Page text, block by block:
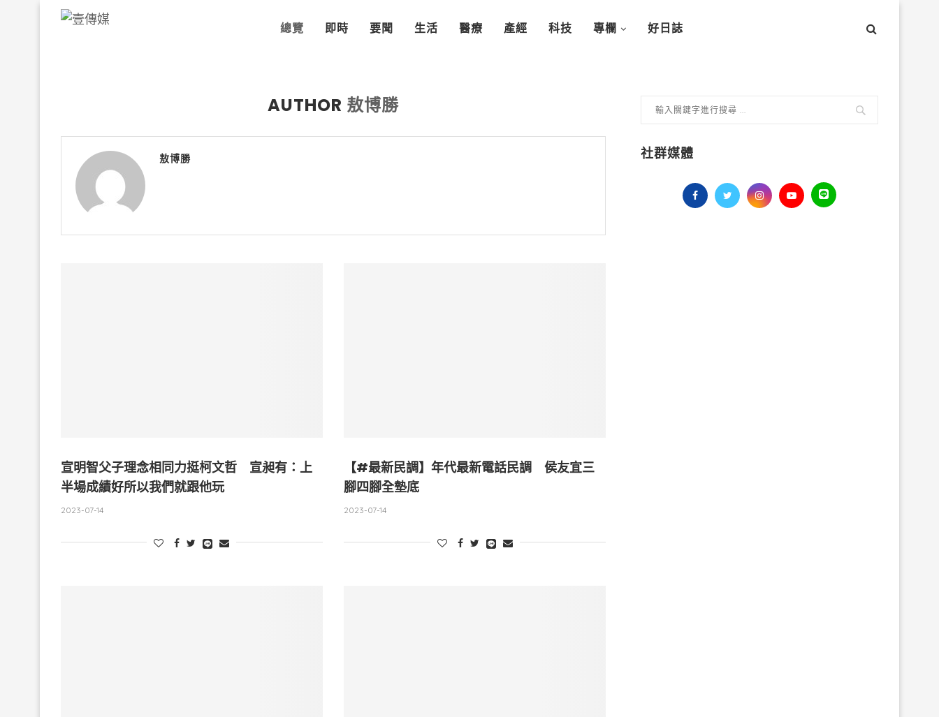
總覽 即時 要聞 生活 醫療 產經 科技 專欄 好日誌
AUTHOR 敖博勝
敖博勝
宣明智父子理念相同力挺柯文哲 宣昶有：上
半場成績好所以我們就跟他玩
2023-07-14
【#最新民調】年代最新電話民調 侯友宜三
腳四腳全墊底
2023-07-14
社群媒體